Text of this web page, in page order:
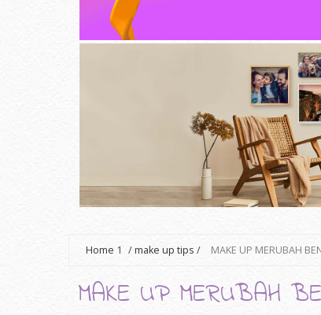
Home 1 /make up tips / MAKE UP MERUBAH
MAKE UP MERUBAH